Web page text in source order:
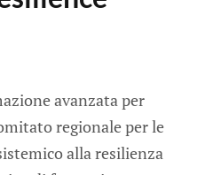
avanzata per
regionale per le
alla resilienza